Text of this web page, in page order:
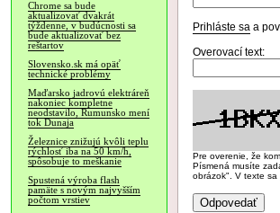
Chrome sa bude
aktualizovať dvakrát
týždenne, v budúcnosti sa
bude aktualizovať bez
reštartov
Slovensko.sk má opäť
technické problémy
Maďarsko jadrovú elektráreň
nakoniec kompletne
neodstavilo, Rumunsko mení
tok Dunaja
Železnice znižujú kvôli teplu
rýchlosť iba na 50 km/h,
spôsobuje to meškanie
Spustená výroba flash
pamäte s novým najvyšším
počtom vrstiev
Prihláste sa a
Overovací text:
Pre overenie, že
Písmená musíte
obrázok". V texte sa